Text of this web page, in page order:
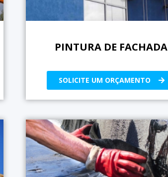
PINTURA DE FACHADA
SOLICITE UM ORÇAMENTO